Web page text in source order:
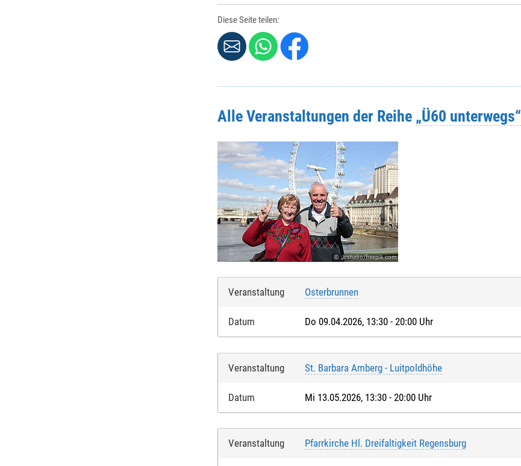
Diese Seite teilen:
Alle Veranstaltungen der Reihe „Ü60 unterwegs“
© Jcstudio/freepik.com
Veranstaltung Osterbrunnen
Datum Do 09.04.2026, 13:30 - 20:00 Uhr
Veranstaltung St. Barbara Amberg - Luitpoldhöhe
Datum Mi 13.05.2026, 13:30 - 20:00 Uhr
Veranstaltung Pfarrkirche Hl. Dreifaltigkeit Regensburg